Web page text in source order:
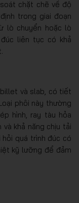
chặt chẽ về độ
trong giai đoạn
lò chuyển hoặc lò
liên tục có khả
và slab, có tiết
phôi này thường
hình, ray tàu hỏa
khả năng chịu tải
quá trình đúc có
kỹ lưỡng để đảm